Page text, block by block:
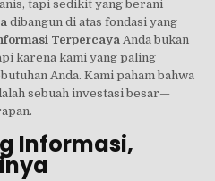
tapi sedikit yang berani
dibangun di atas fondasi yang
Terpercaya Anda bukan
karena kami yang paling
Anda. Kami paham bahwa
sebuah investasi besar—
Informasi,